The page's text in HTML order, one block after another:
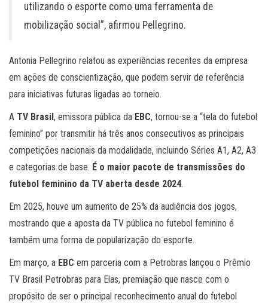
utilizando o esporte como uma ferramenta de
mobilização social”, afirmou Pellegrino.
Antonia Pellegrino relatou as experiências recentes da empresa
em ações de conscientização, que podem servir de referência
para iniciativas futuras ligadas ao torneio.
A TV Brasil , emissora pública da EBC, tornou-se a “tela do futebol
feminino” por transmitir há três anos consecutivos as principais
competições nacionais da modalidade, incluindo Séries A1, A2, A3
e categorias de base. É o maior pacote de transmissões do
futebol feminino da TV aberta desde 2024.
Em 2025, houve um aumento de 25% da audiência dos jogos,
mostrando que a aposta da TV pública no futebol feminino é
também uma forma de popularização do esporte.
Em março, a EBC em parceria com a Petrobras lançou o Prêmio
TV Brasil Petrobras para Elas, premiação que nasce com o
propósito de ser o principal reconhecimento anual do futebol